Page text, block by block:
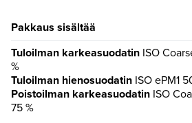
Pakkaus sisältää
Tuloilman karkeasuodatin ISO
%
Tuloilman hienosuodatin ISO ePM1
Poistoilman karkeasuodatin ISO
75 %